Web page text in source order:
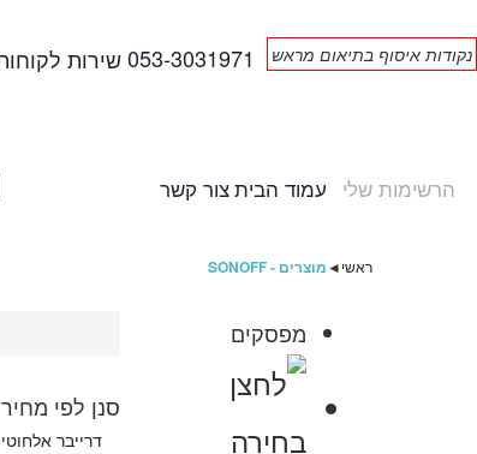
נקודות איסוף בתיאום מראש 053-3031971
הרשימות שלי עמוד הביתצור קשר
ראשי◄מוצרים - SONOFF
סנן לפי מחיר
דרייבר אלחוטי SONOFF WiFi & RF דגם RF R2
מפסקים